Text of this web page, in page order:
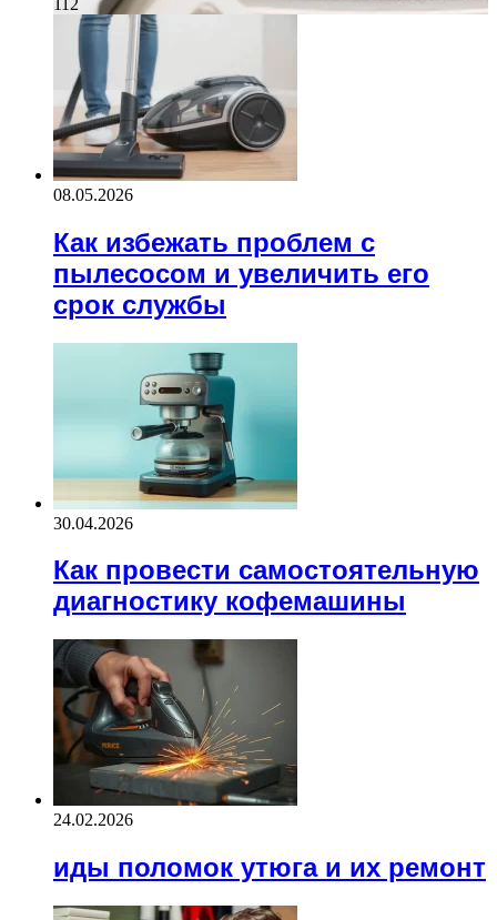
08.05.2026
Как избежать проблем с
пылесосом и увеличить его
срок службы
30.04.2026
Как провести самостоятельную
диагностику кофемашины
24.02.2026
иды поломок утюга и их ремонт